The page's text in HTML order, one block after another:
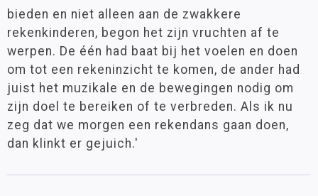
bieden en niet alleen aan de zwakkere
rekenkinderen, begon het zijn vruchten af te
werpen. De één had baat bij het voelen en doen
om tot een rekeninzicht te komen, de ander had
juist het muzikale en de bewegingen nodig om
zijn doel te bereiken of te verbreden. Als ik nu
zeg dat we morgen een rekendans gaan doen,
dan klinkt er gejuich.'